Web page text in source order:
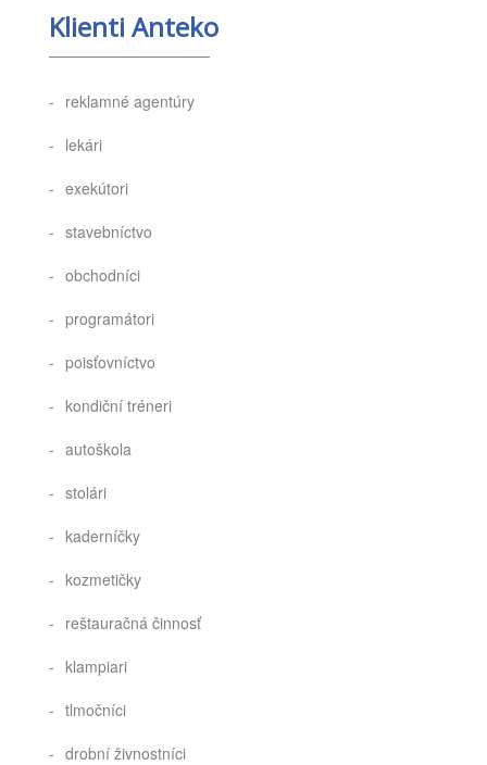
Klienti Anteko
reklamné agentúry
lekári
exekútori
stavebníctvo
obchodníci
programátori
poisťovníctvo
kondiční tréneri
autoškola
stolári
kaderníčky
kozmetičky
reštauračná činnosť
klampiari
tlmočníci
drobní živnostníci